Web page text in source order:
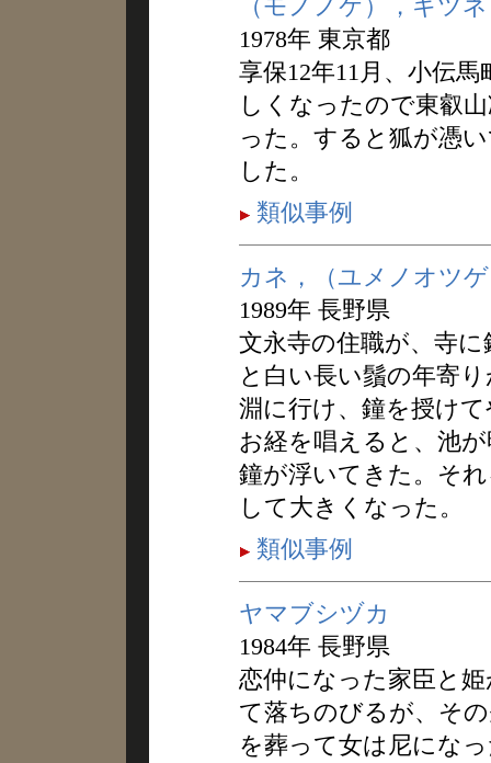
（モノノケ），キツ
1978年 東京都
享保12年11月、小伝
しくなったので東叡
った。すると狐が憑
した。
類似事例
カネ，（ユメノオツ
1989年 長野県
文永寺の住職が、寺
と白い長い鬚の年寄
淵に行け、鐘を授け
お経を唱えると、池
鐘が浮いてきた。そ
して大きくなった。
類似事例
ヤマブシヅカ
1984年 長野県
恋仲になった家臣と
て落ちのびるが、そ
を葬って女は尼にな